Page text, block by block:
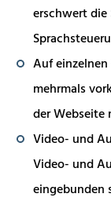
erschwert die
Auf
mehrmals
der Webseite
Video- und
Video- und
eingebunden